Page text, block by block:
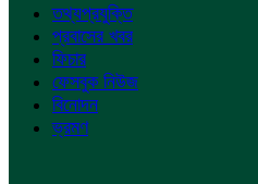
তথ্যপ্রযুক্তি
প্রবাসের খবর
ফিচার
ফেসবুক নিউজ
বিনোদন
ভ্রমণ